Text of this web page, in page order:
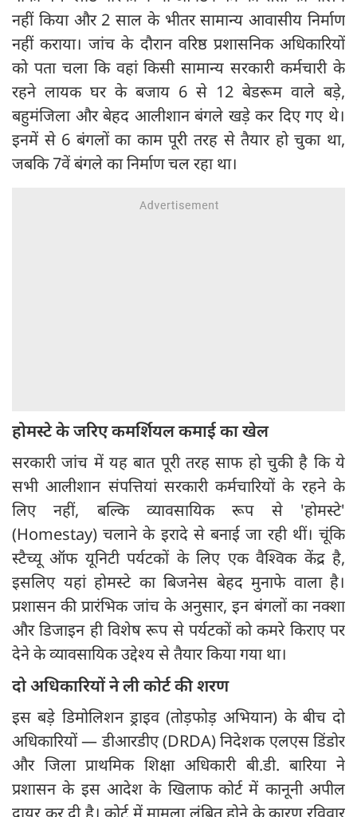
नहीं किया और 2 साल के भीतर सामान्य आवासीय निर्माण
नहीं कराया। जांच के दौरान वरिष्ठ प्रशासनिक अधिकारियों
को पता चला कि वहां किसी सामान्य सरकारी कर्मचारी के
रहने लायक घर के बजाय 6 से 12 बेडरूम वाले बड़े,
बहुमंजिला और बेहद आलीशान बंगले खड़े कर दिए गए थे।
इनमें से 6 बंगलों का काम पूरी तरह से तैयार हो चुका था,
जबकि 7वें बंगले का निर्माण चल रहा था।
होमस्टे के जरिए कमर्शियल कमाई का खेल
सरकारी जांच में यह बात पूरी तरह साफ हो चुकी है कि ये
सभी आलीशान संपत्तियां सरकारी कर्मचारियों के रहने के
लिए नहीं, बल्कि व्यावसायिक रूप से 'होमस्टे'
(Homestay) चलाने के इरादे से बनाई जा रही थीं। चूंकि
स्टैच्यू ऑफ यूनिटी पर्यटकों के लिए एक वैश्विक केंद्र है,
इसलिए यहां होमस्टे का बिजनेस बेहद मुनाफे वाला है।
प्रशासन की प्रारंभिक जांच के अनुसार, इन बंगलों का नक्शा
और डिजाइन ही विशेष रूप से पर्यटकों को कमरे किराए पर
देने के व्यावसायिक उद्देश्य से तैयार किया गया था।
दो अधिकारियों ने ली कोर्ट की शरण
इस बड़े डिमोलिशन ड्राइव (तोड़फोड़ अभियान) के बीच दो
अधिकारियों — डीआरडीए (DRDA) निदेशक एलएस डिंडोर
और जिला प्राथमिक शिक्षा अधिकारी बी.डी. बारिया ने
प्रशासन के इस आदेश के खिलाफ कोर्ट में कानूनी अपील